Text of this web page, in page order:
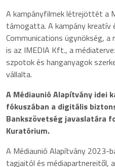
A kampányfilmek létrejöttét a
támogatta. A kampány kreatív
Communications ügynökség, a
is az IMEDIA Kft., a
szpotok és hanganyagok
vállalta.
A Médiaunió Alapítvány idei
fókuszában a digitális
Bankszövetség javaslatára
Kuratórium.
A Médiaunió Alapítvány 2023-
tagjaitól és médiapartnereitől,